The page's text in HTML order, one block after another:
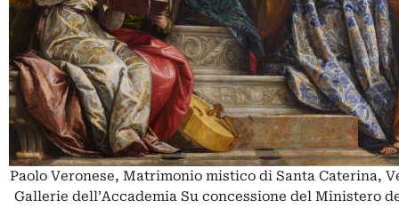
Paolo Veronese, Matrimonio mistico di Santa Caterina,
Gallerie dell’Accademia Su concessione del Ministero